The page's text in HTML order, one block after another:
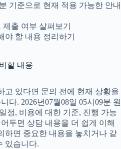
기준으로 현재 적용 가능한 안내
출 여부 살펴보기
야 할 내용 정리하기
할 내용
고 있다면 문의 전에 현재 상황을
다. 2026년07월08일 05시09분 원
정, 비용에 대한 기준, 진행 가능
두면 상담 내용을 더 쉽게 이해
하면 중요한 내용을 놓치거나 같
있습니다.